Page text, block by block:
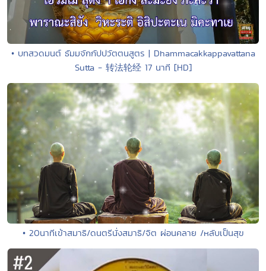
• บทสวดมนต์ ธัมมจักกัปปวัตตนสูตร | Dhammacakkappavattana
Sutta - 转法轮经 17 นาที [HD]
• 20นาทีเข้าสมาธิ/ดนตรีนั่งสมาธิ/จิต ผ่อนคลาย /หลับเป็นสุข